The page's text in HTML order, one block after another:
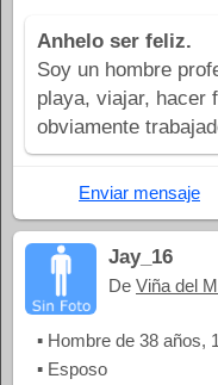
Anhelo ser feliz.
Soy un hombre
playa, viajar, hacer
obviamente
Enviar mensaje
Jay_16
De Viña del
▪ Hombre de 38 años,
▪ Esposo